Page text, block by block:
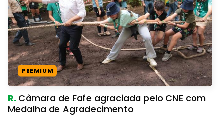
PREMIUM
R. Câmara de Fafe agraciada pelo CNE com
Medalha de Agradecimento